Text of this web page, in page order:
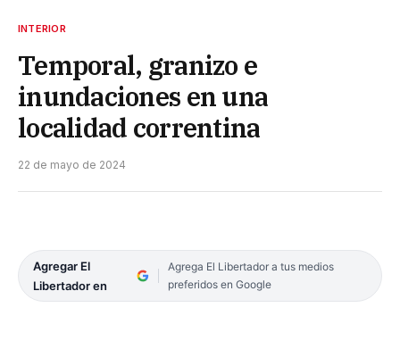
INTERIOR
Temporal, granizo e
inundaciones en una
localidad correntina
22 de mayo de 2024
Agregar El
Libertador en
Agrega El Libertador a tus medios
preferidos en Google